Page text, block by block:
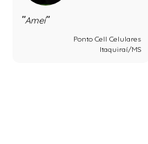
Amei
Ponto Cell Celulares
Itaquiraí/MS